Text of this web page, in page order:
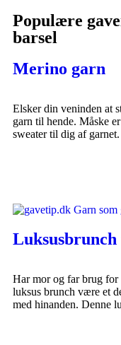
Populære
barsel
Merino garn
Elsker din veninden at
garn til hende. Måske
sweater til dig af garnet.
Luksusbrunch
Har mor og far brug for
luksus brunch være et
med hinanden. Denne